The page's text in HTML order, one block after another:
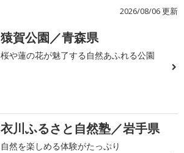
2026/08/06 更新
猿賀公園／青森県
桜や蓮の花が魅了する自然あふれる公園
衣川ふるさと自然塾／岩手県
自然を楽しめる体験がたっぷり